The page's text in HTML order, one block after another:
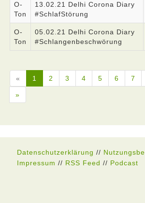
O-
Ton
13.02.21 Delhi Corona Diary
#SchlafStörung
O-
Ton
05.02.21 Delhi Corona Diary
#Schlangenbeschwörung
« 1 2 3 4 5 6 7
»
Datenschutzerklärung //
Impressum // RSS Feed // Podcast